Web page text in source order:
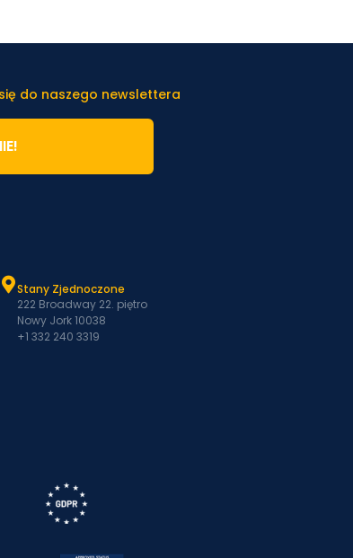
do naszego newslettera
Stany Zjednoczone
222 Broadway 22. piętro
Nowy Jork 10038
+1 332 240 3319